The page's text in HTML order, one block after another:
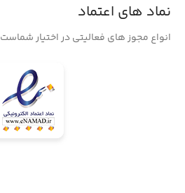
نماد های اعتماد
انواع مجوز های فعالیتی در اختیار شماست